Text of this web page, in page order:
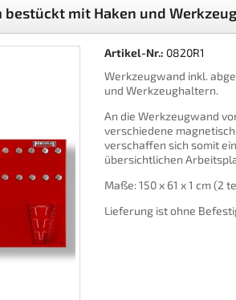
bestückt mit Haken und
Artikel-Nr.: 0820R1
Werkzeugwand inkl.
und Werkzeughaltern.
An die Werkzeugwand
verschiedene
verschaffen sich somit
übersichtlichen
Maße: 150 x 61 x 1 cm (2
Lieferung ist ohne